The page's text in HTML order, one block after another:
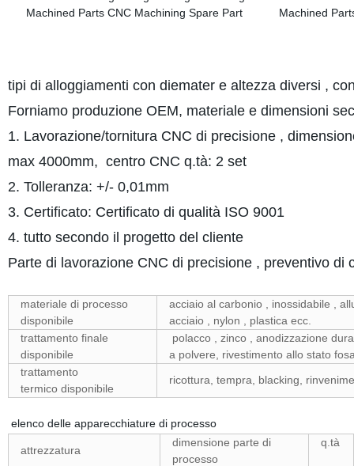
tipi di alloggiamenti con diemater e altezza diversi ,
Forniamo produzione OEM, materiale e dimensioni
1. Lavorazione/tornitura CNC di precisione ,
max 4000mm, centro CNC q.tà: 2 set
2. Tolleranza: +/- 0,01mm
3. Certificato: Certificato di qualità ISO 9001
4. tutto secondo il progetto del cliente
Parte di lavorazione CNC di precisione , preventivo di
materiale di processo
disponibile
acciaio al carbonio , inossidabile ,
acciaio , nylon , plastica ecc.
trattamento finale
disponibile
polacco , zinco , anodizzazione
a polvere, rivestimento allo stato
trattamento
termico disponibile
ricottura, tempra, blacking,
elenco delle apparecchiature di processo
attrezzatura
dimensione parte di
processo
q.tà